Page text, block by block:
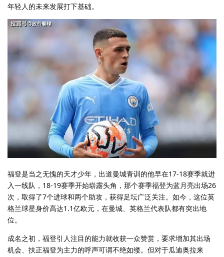
年轻人的未来发展打下基础。
福登是当之无愧的天才少年，出道曼城青训的他早在17-18赛季就进
入一线队，18-19赛季开始崭露头角，那个赛季福登为蓝月亮出场26
次，取得了7个进球和两个助攻，获得足坛广泛关注。如今，这位英
格兰球星身价高达1.1亿欧元，在曼城、英格兰代表队都有突出地
位。
成名之初，福登引人注目的能力就收获一众赞赏，要求增加其出场
机会、扶正福登为主力的呼声可谓不绝如缕。但对于瓜迪奥拉来